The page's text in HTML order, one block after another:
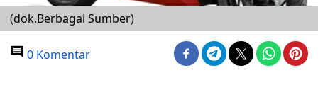
(dok.Berbagai Sumber)
0 Komentar